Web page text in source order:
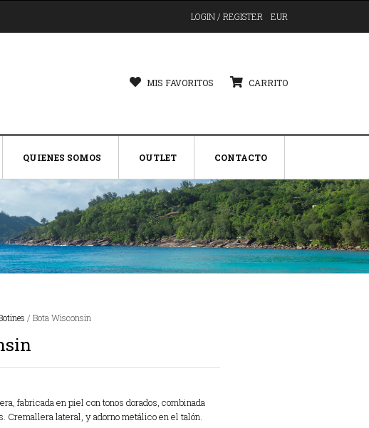
LOGIN / REGISTER EUR
MIS FAVORITOS CARRITO
QUIENES SOMOS OUTLET CONTACTO
/ Bota Wisconsin
fabricada en piel con tonos dorados, combinada
Cremallera lateral, y adorno metálico en el talón.